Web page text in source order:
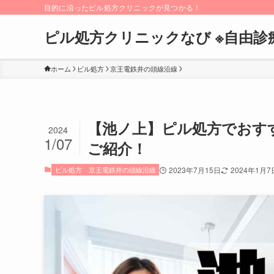
目的に沿ったピル処方クリニックが見つかる！
ピル処方クリニックなび ※自由診
ホーム ピル処方 京王電鉄井の頭線沿線
【池ノ上】ピル処方でお
ご紹介！
2024
1/07
ピル処方 京王電鉄井の頭線沿線 2023年7月15日 2024年1月7